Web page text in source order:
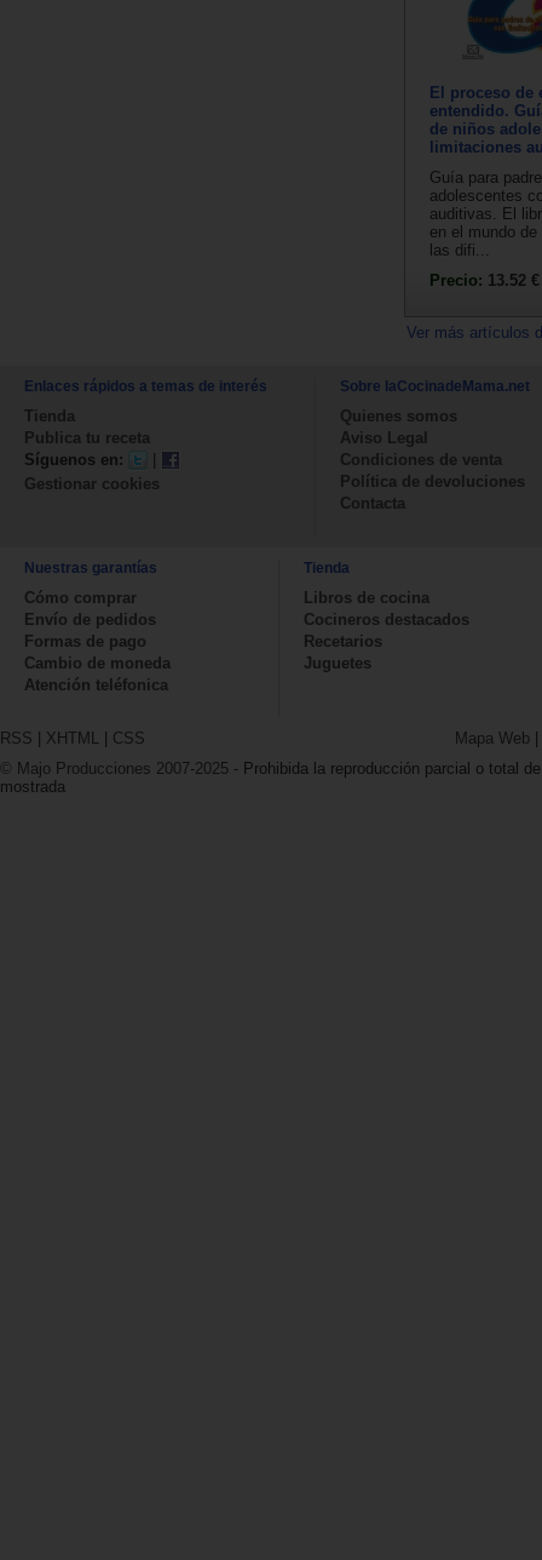
El proceso de
entendido.
de niños
limitaciones
Guía para
adolescentes
auditivas. El
en el mundo
las difi...
Precio: 13.52 €
Ver más artículos
Enlaces rápidos a temas de interés
Tienda
Publica tu receta
Síguenos en:
|
Gestionar cookies
Sobre laCocinadeMama.net
Quienes somos
Aviso Legal
Condiciones de venta
Política de devoluciones
Contacta
Nuestras garantías
Cómo comprar
Envío de pedidos
Formas de pago
Cambio de moneda
Atención teléfonica
Tienda
Libros de cocina
Cocineros destacados
Recetarios
Juguetes
RSS | XHTML | CSS Mapa Web |
© Majo Producciones 2007-2025 - Prohibida la reproducción parcial o total
mostrada